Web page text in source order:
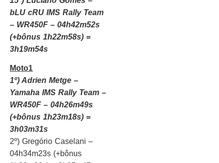
bLU cRU IMS Rally Team
– WR450F – 04h42m52s
(+bônus 1h22m58s) =
3h19m54s
Moto1
1º) Adrien Metge –
Yamaha IMS Rally Team –
WR450F – 04h26m49s
(+bônus 1h23m18s) =
3h03m31s
2º) Gregório Caselani –
04h34m23s (+bônus